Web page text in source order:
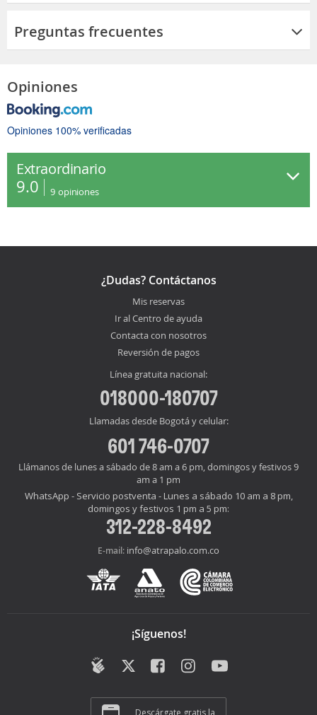
Preguntas frecuentes
Opiniones
Opiniones 100% verificadas
Extraordinario
9.0 9 opiniones
¿Dudas? Contáctanos
Mis reservas
Ir al Centro de ayuda
Contacta con nosotros
Reversión de pagos
Línea gratuita nacional:
018000-180707
Llamadas desde Bogotá y celular:
601 746-0707
Llámanos de lunes a sábado de 8 am a 6 pm, domingos y festivos 9
am a 1 pm
WhatsApp - Servicio postventa - Lunes a sábado 10 am a 8 pm,
domingos y festivos 1 pm a 5 pm:
312-228-8492
E-mail: info@atrapalo.com.co
¡Síguenos!
Descárgate gratis la